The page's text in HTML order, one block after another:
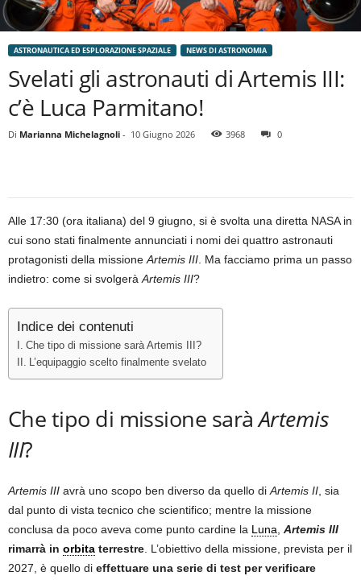
ASTRONAUTICA ED ESPLORAZIONE SPAZIALE NEWS DI ASTRONOMIA
Svelati gli astronauti di Artemis III:
c’è Luca Parmitano!
Di Marianna Michelagnoli - 10 Giugno 2026 3968 0
Alle 17:30 (ora italiana) del 9 giugno, si è svolta una diretta NASA in
cui sono stati finalmente annunciati i nomi dei quattro astronauti
protagonisti della missioneArtemis III. Ma facciamo prima un passo
indietro: come si svolgeràArtemis III?
Indice dei contenuti
Che tipo di missione sarà Artemis III?
L’equipaggio scelto finalmente svelato
Che tipo di missione saràArtemis
III?
Artemis III avrà uno scopo ben diverso da quello diArtemis II, sia
dal punto di vista tecnico che scientifico; mentre la missione
conclusa da poco aveva come punto cardine la Luna, Artemis III
rimarrà in orbita terrestre. L’obiettivo della missione, prevista per il
2027, è quello di effettuare una serie di test per verificare